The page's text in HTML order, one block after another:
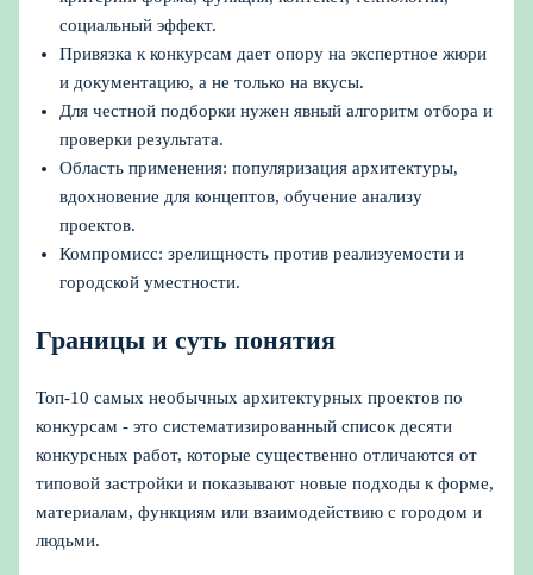
социальный эффект.
Привязка к конкурсам дает опору на экспертное жюри
и документацию, а не только на вкусы.
Для честной подборки нужен явный алгоритм отбора и
проверки результата.
Область применения: популяризация архитектуры,
вдохновение для концептов, обучение анализу
проектов.
Компромисс: зрелищность против реализуемости и
городской уместности.
Границы и суть понятия
Топ-10 самых необычных архитектурных проектов по
конкурсам - это систематизированный список десяти
конкурсных работ, которые существенно отличаются от
типовой застройки и показывают новые подходы к форме,
материалам, функциям или взаимодействию с городом и
людьми.